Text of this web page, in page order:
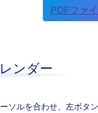
PDFファ
ンダー
ソルを合わせ、左ボタ